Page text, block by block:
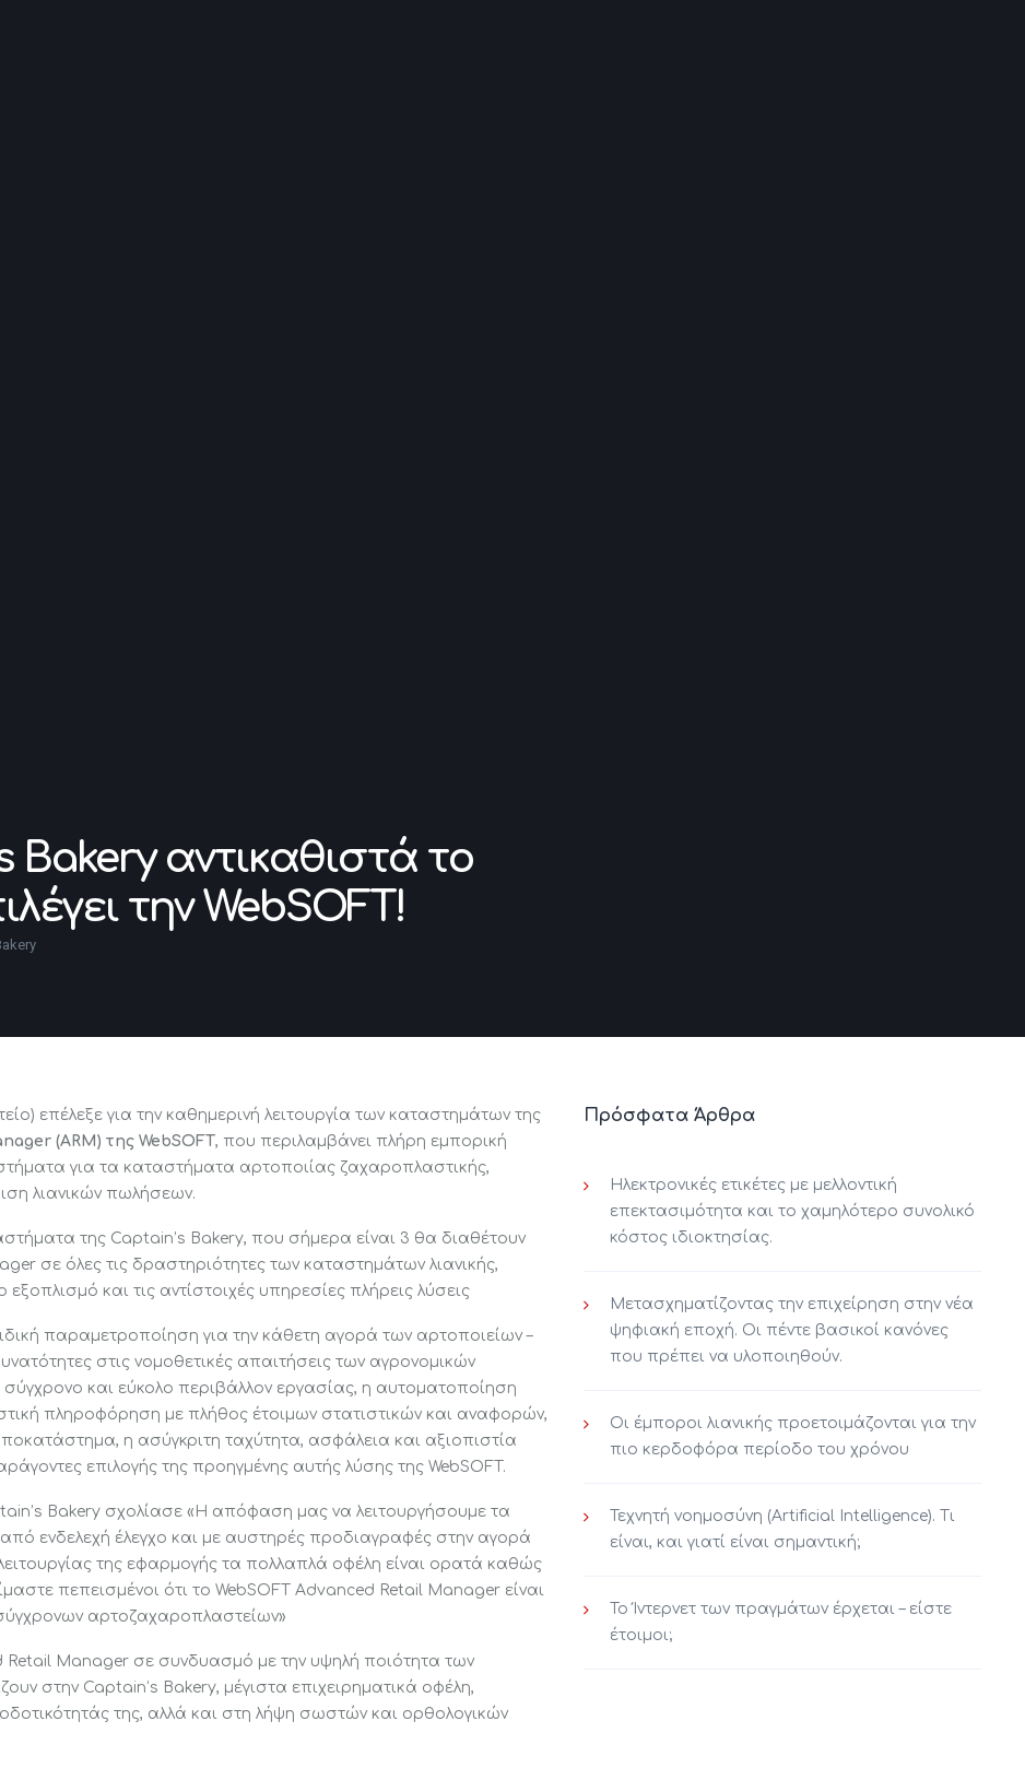
Bakery αντικαθιστά το
την WebSOFT!
επέλεξε για την καθημερινή λειτουργία των καταστημάτων της
(ARM) της WebSOFT, που περιλαμβάνει πλήρη εμπορική
για τα καταστήματα αρτοποιίας ζαχαροπλαστικής,
λιανικών πωλήσεων.
της Captain’s Bakery, που σήμερα είναι 3 θα διαθέτουν
σε όλες τις δραστηριότητες των καταστημάτων λιανικής,
και τις αντίστοιχές υπηρεσίες πλήρεις λύσεις
παραμετροποίηση για την κάθετη αγορά των αρτοποιείων –
στις νομοθετικές απαιτήσεις των αγρονομικών
και εύκολο περιβάλλον εργασίας, η αυτοματοποίηση
πληροφόρηση με πλήθος έτοιμων στατιστικών και αναφορών,
η ασύγκριτη ταχύτητα, ασφάλεια και αξιοπιστία
επιλογής της προηγμένης αυτής λύσης της WebSOFT.
Bakery σχολίασε «Η απόφαση μας να λειτουργήσουμε τα
ενδελεχή έλεγχο και με αυστηρές προδιαγραφές στην αγορά
της εφαρμογής τα πολλαπλά οφέλη είναι ορατά καθώς
πεπεισμένοι ότι το WebSOFT Advanced Retail Manager είναι
αρτοζαχαροπλαστείων»
Manager σε συνδυασμό με την υψηλή ποιότητα των
στην Captain’s Bakery, μέγιστα επιχειρηματικά οφέλη,
της, αλλά και στη λήψη σωστών και ορθολογικών
Πρόσφατα Άρθρα
Ηλεκτρονικές ετικέτες με μελλοντική
επεκτασιμότητα και το χαμηλότερο συνολικό
κόστος ιδιοκτησίας.
Μετασχηματίζοντας την επιχείρηση στην νέα
ψηφιακή εποχή. Οι πέντε βασικοί κανόνες
που πρέπει να υλοποιηθούν.
Οι έμποροι λιανικής προετοιμάζονται για την
πιο κερδοφόρα περίοδο του χρόνου
Τεχνητή νοημοσύνη (Artificial Intelligence). Τι
είναι, και γιατί είναι σημαντική;
Το Ίντερνετ των πραγμάτων έρχεται – είστε
έτοιμοι;
Manager
exVan
Label Tags
ΤΕΛΕΥΤΑΙΑ ΑΡΘΡΑ
Ηλεκτρονικές ετικέτες με
μελλοντική επεκτασιμότητα
και το χαμηλότερο συνολικό
Μετασχηματίζοντας την
επιχείρηση στην νέα
πρέπει να υλοποιηθούν.
Οι έμποροι λιανικής
ΥΠΗΡΕΣΙΕΣ
Consulting
Lifetime Support
Quick RetailStore Delivery
IntelliSMS Report
ΑΝΑΖΗΤΗΣΗ
NEWSLETTER